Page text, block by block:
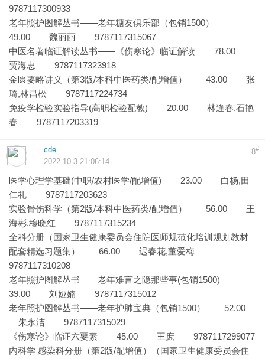
9787117300933
老年照护图解丛书——老年糖友俱乐部（包销1500）
49.00 魏丽丽 9787117315067
中医名著临证解读丛书——《伤寒论》临证解读 78.00
贾海忠 9787117323918
金匮要略讲义（第3版/本科中医药类/配增值） 43.00 张
琦,林昌松 9787117224734
免疫学检验实验指导(高职检验配教) 20.00 林逢春,石艳
春 9787117203319
8#
cde
2022-10-3 21:06:14
医学心理学基础(中职/农村医学/配增值) 23.00 白杨,田
仁礼 9787117203623
实验骨伤科学（第2版/本科中医药类/配增值） 56.00 王
海彬,穆晓红 9787117315234
全科分册（国家卫生健康委员会住院医师规范化培训规划教材
配套精选习题集） 66.00 迟春花,董爱梅
9787117310208
老年照护图解丛书——老年难言之隐那些事(包销1500)
39.00 刘娅婻 9787117315012
老年照护图解丛书——老年护肺宝典（包销1500） 52.00
朱永洁 9787117315029
《伤寒论》临证六要素 45.00 王庶 9787117299077
内科学 感染科分册（第2版/配增值）（国家卫生健康委员会住